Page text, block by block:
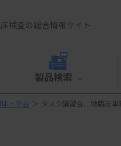
検査の総合情報サイト
製品検索
・学会 ＞ タスク講習会、地臨技